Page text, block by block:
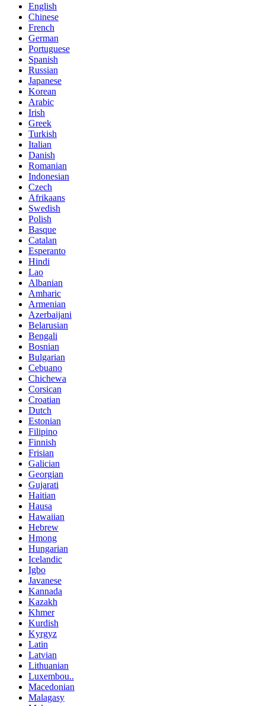
English
Chinese
French
German
Portuguese
Spanish
Russian
Japanese
Korean
Arabic
Irish
Greek
Turkish
Italian
Danish
Romanian
Indonesian
Czech
Afrikaans
Swedish
Polish
Basque
Catalan
Esperanto
Hindi
Lao
Albanian
Amharic
Armenian
Azerbaijani
Belarusian
Bengali
Bosnian
Bulgarian
Cebuano
Chichewa
Corsican
Croatian
Dutch
Estonian
Filipino
Finnish
Frisian
Galician
Georgian
Gujarati
Haitian
Hausa
Hawaiian
Hebrew
Hmong
Hungarian
Icelandic
Igbo
Javanese
Kannada
Kazakh
Khmer
Kurdish
Kyrgyz
Latin
Latvian
Lithuanian
Luxembou..
Macedonian
Malagasy